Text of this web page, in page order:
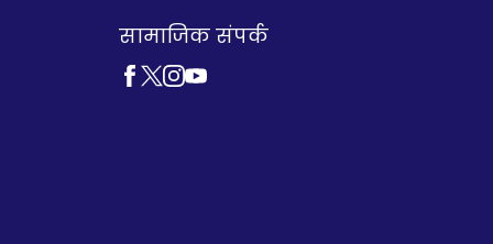
सामाजिक संपर्क